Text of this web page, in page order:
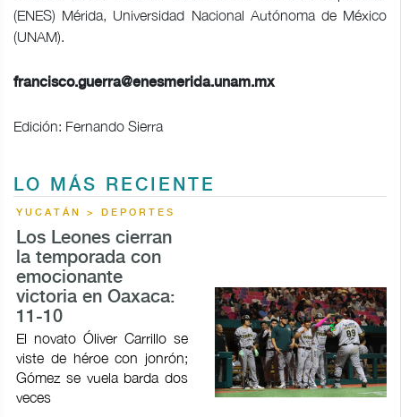
(ENES) Mérida, Universidad Nacional Autónoma de México
(UNAM).
francisco.guerra@enesmerida.unam.mx
Edición: Fernando Sierra
LO MÁS RECIENTE
YUCATÁN > DEPORTES
Los Leones cierran
la temporada con
emocionante
victoria en Oaxaca:
11-10
El novato Óliver Carrillo se
viste de héroe con jonrón;
Gómez se vuela barda dos
veces